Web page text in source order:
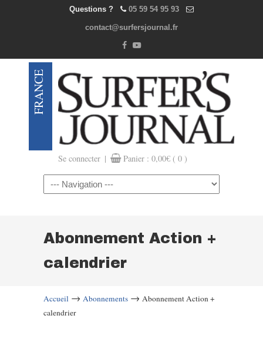
Questions ? 05 59 54 95 93
contact@surfersjournal.fr
Se connecter | Panier : 0,00€ ( 0 )
Navigation
Abonnement Action +
calendrier
Accueil → Abonnements → Abonnement Action +
calendrier